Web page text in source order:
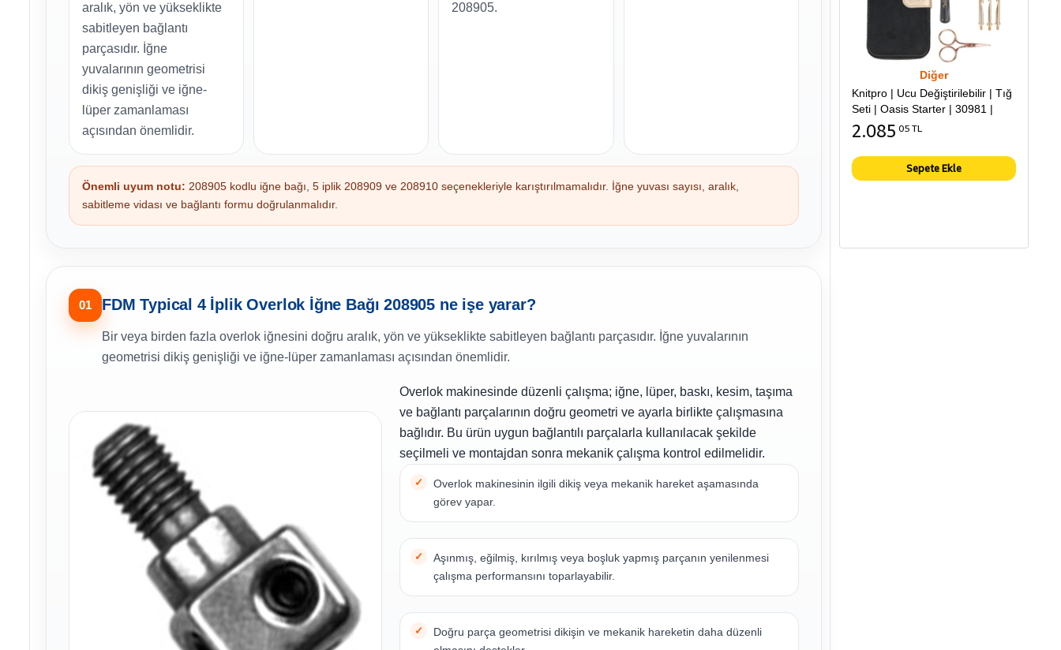
aralık, yön ve yükseklikte
sabitleyen bağlantı
parçasıdır. İğne
yuvalarının geometrisi
dikiş genişliği ve iğne-
lüper zamanlaması
açısından önemlidir.
208905.
Önemli uyum notu: 208905 kodlu iğne bağı, 5 iplik 208909 ve 208910 seçenekleriyle karıştırılmamalıdır. İğne yuvası sayısı, aralık,
sabitleme vidası ve bağlantı formu doğrulanmalıdır.
01 FDM Typical 4 İplik Overlok İğne Bağı 208905 ne işe yarar?
Bir veya birden fazla overlok iğnesini doğru aralık, yön ve yükseklikte sabitleyen bağlantı parçasıdır. İğne yuvalarının
geometrisi dikiş genişliği ve iğne-lüper zamanlaması açısından önemlidir.
Overlok makinesinde düzenli çalışma; iğne, lüper, baskı, kesim, taşıma
ve bağlantı parçalarının doğru geometri ve ayarla birlikte çalışmasına
bağlıdır. Bu ürün uygun bağlantılı parçalarla kullanılacak şekilde
seçilmeli ve montajdan sonra mekanik çalışma kontrol edilmelidir.
Overlok makinesinin ilgili dikiş veya mekanik hareket aşamasında
görev yapar.
Aşınmış, eğilmiş, kırılmış veya boşluk yapmış parçanın yenilenmesi
çalışma performansını toparlayabilir.
Doğru parça geometrisi dikişin ve mekanik hareketin daha düzenli
Diğer
Knitpro | Ucu Değiştirilebilir | Tığ
Seti | Oasis Starter | 30981 |
2.085 05 TL
Sepete Ekle